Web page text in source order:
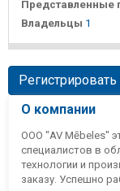
Представленные
Владельцы 1
О компании
ООО "AV Mēbeles"
специалистов в
технологии и
заказу. Успешно